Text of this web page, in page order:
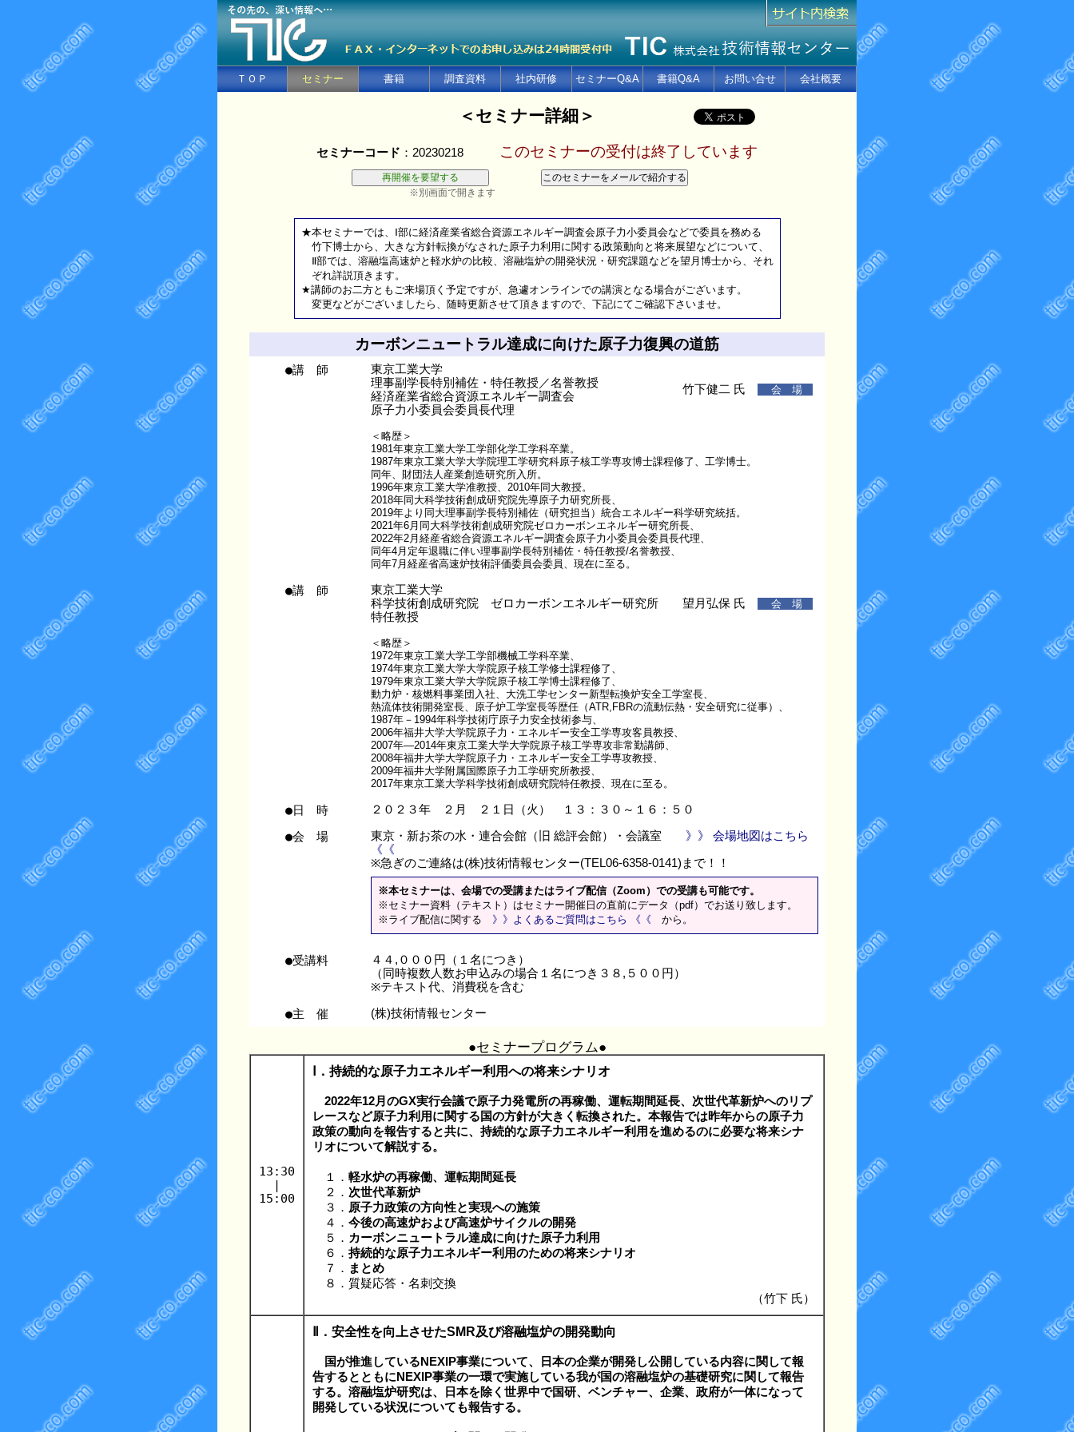
ＴＯＰ セミナー 書籍 調査資料 社内研修 セミナーQ&A 書籍Q&A お問い合せ 会社概要
＜セミナー詳細＞
セミナーコード ：20230218 このセミナーの受付は終了しています
※別画面で開きます
★本セミナーでは、Ⅰ部に経済産業省総合資源エネルギー調査会原子力小委員会などで委員を務める
竹下博士から、大きな方針転換がなされた原子力利用に関する政策動向と将来展望などについて、
Ⅱ部では、溶融塩高速炉と軽水炉の比較、溶融塩炉の開発状況・研究課題などを望月博士から、それ
ぞれ詳説頂きます。
★講師のお二方ともご来場頂く予定ですが、急遽オンラインでの講演となる場合がございます。
変更などがございましたら、随時更新させて頂きますので、下記にてご確認下さいませ。
カーボンニュートラル達成に向けた原子力復興の道筋
●講 師
東京工業大学
理事副学長特別補佐・特任教授／名誉教授
経済産業省総合資源エネルギー調査会
原子力小委員会委員長代理
竹下健二 氏 会 場
＜略歴＞
1981年東京工業大学工学部化学工学科卒業。
1987年東京工業大学大学院理工学研究科原子核工学専攻博士課程修了、工学博士。
同年、財団法人産業創造研究所入所。
1996年東京工業大学准教授、2010年同大教授。
2018年同大科学技術創成研究院先導原子力研究所長、
2019年より同大理事副学長特別補佐（研究担当）統合エネルギー科学研究統括。
2021年6月同大科学技術創成研究院ゼロカーボンエネルギー研究所長、
2022年2月経産省総合資源エネルギー調査会原子力小委員会委員長代理、
同年4月定年退職に伴い理事副学長特別補佐・特任教授/名誉教授、
同年7月経産省高速炉技術評価委員会委員、現在に至る。
●講 師
東京工業大学
科学技術創成研究院 ゼロカーボンエネルギー研究所
特任教授
望月弘保 氏 会 場
＜略歴＞
1972年東京工業大学工学部機械工学科卒業、
1974年東京工業大学大学院原子核工学修士課程修了、
1979年東京工業大学大学院原子核工学博士課程修了、
動力炉・核燃料事業団入社、大洗工学センター新型転換炉安全工学室長、
熱流体技術開発室長、原子炉工学室長等歴任（ATR,FBRの流動伝熱・安全研究に従事）、
1987年－1994年科学技術庁原子力安全技術参与、
2006年福井大学大学院原子力・エネルギー安全工学専攻客員教授、
2007年―2014年東京工業大学大学院原子核工学専攻非常勤講師、
2008年福井大学大学院原子力・エネルギー安全工学専攻教授、
2009年福井大学附属国際原子力工学研究所教授、
2017年東京工業大学科学技術創成研究院特任教授、現在に至る。
●日 時 ２０２３年 ２月 ２１日（火） １３：３０～１６：５０
●会 場 東京・新お茶の水・連合会館（旧 総評会館）・会議室 》》 会場地図はこちら
《《
※急ぎのご連絡は(株)技術情報センター(TEL06-6358-0141)まで！！
※本セミナーは、会場での受講またはライブ配信（Zoom）での受講も可能です。
※セミナー資料（テキスト）はセミナー開催日の直前にデータ（pdf）でお送り致します。
※ライブ配信に関する 》》よくあるご質問はこちら 《《 から。
●受講料
４４,０００円（１名につき）
（同時複数人数お申込みの場合１名につき３８,５００円）
※テキスト代、消費税を含む
●主 催 (株)技術情報センター
●セミナープログラム●
13:30
|
15:00
Ⅰ．持続的な原子力エネルギー利用への将来シナリオ
2022年12月のGX実行会議で原子力発電所の再稼働、運転期間延長、次世代革新炉へのリプ
レースなど原子力利用に関する国の方針が大きく転換された。本報告では昨年からの原子力
政策の動向を報告すると共に、持続的な原子力エネルギー利用を進めるのに必要な将来シナ
リオについて解説する。
１． 軽水炉の再稼働、運転期間延長
２． 次世代革新炉
３． 原子力政策の方向性と実現への施策
４． 今後の高速炉および高速炉サイクルの開発
５． カーボンニュートラル達成に向けた原子力利用
６． 持続的な原子力エネルギー利用のための将来シナリオ
７． まとめ
８．質疑応答・名刺交換
（竹下 氏）
Ⅱ．安全性を向上させたSMR及び溶融塩炉の開発動向
国が推進しているNEXIP事業について、日本の企業が開発し公開している内容に関して報
告するとともにNEXIP事業の一環で実施している我が国の溶融塩炉の基礎研究に関して報告
する。溶融塩炉研究は、日本を除く世界中で国研、ベンチャー、企業、政府が一体になって
開発している状況についても報告する。